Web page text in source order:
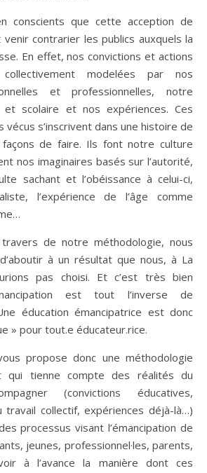
conscients que cette acception de
venir contrarier les publics auxquels la
En effet, nos convictions et actions
modelées par nos
et professionnelles, notre
et scolaire et nos expériences. Ces
vécus s’inscrivent dans une histoire de
façons de faire. Ils font notre culture
nos imaginaires basés sur l’autorité,
sachant et l’obéissance à celui-ci,
l’expérience de l’âge comme
de notre méthodologie, nous
à un résultat que nous, à La
pas choisi. Et c’est très bien
est tout l’inverse de
éducation émancipatrice est donc
» pour tout.e éducateur.rice.
propose donc une méthodologie
qui tienne compte des réalités du
(convictions éducatives,
travail collectif, expériences déjà-là…)
processus visant l’émancipation de
jeunes, professionnel·les, parents,
à l’avance la manière dont ces